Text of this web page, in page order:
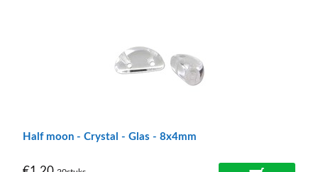
Half moon - Crystal - Glas - 8x4mm